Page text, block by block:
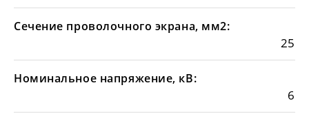
Сечение проволочного экрана, мм2:
25
Номинальное напряжение, кВ:
6